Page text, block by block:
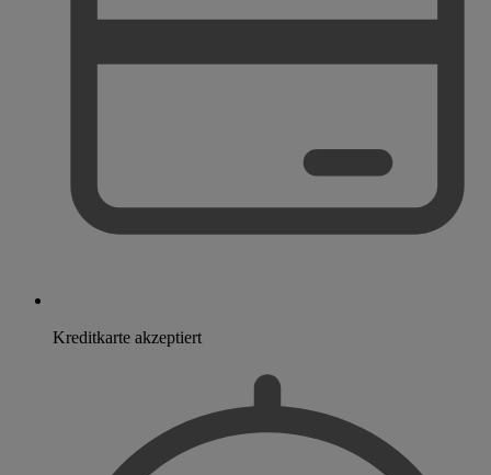
Kreditkarte akzeptiert